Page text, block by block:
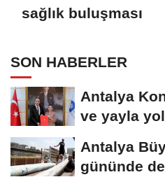
sağlık buluşması
SON HABERLER
Antalya
ve yayla
Antalya
gününde